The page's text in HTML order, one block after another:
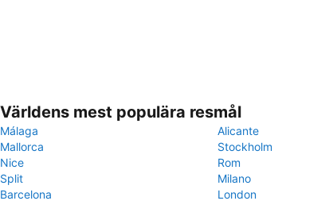
Världens mest populära resmål
Málaga
Alicante
Mallorca
Stockholm
Nice
Rom
Split
Milano
Barcelona
London